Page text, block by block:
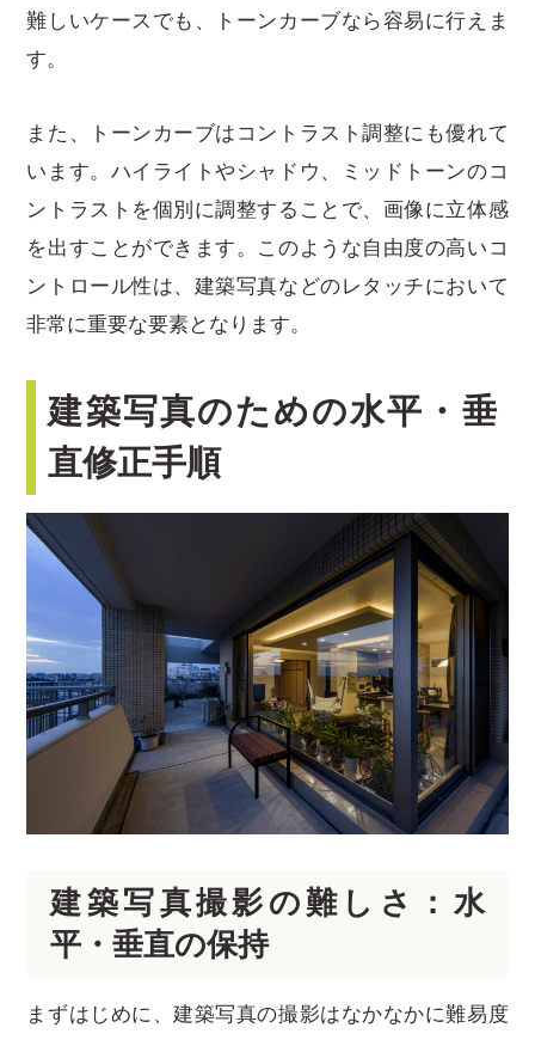
難しいケースでも、トーンカーブなら容易に行えま
す。
また、トーンカーブはコントラスト調整にも優れて
います。ハイライトやシャドウ、ミッドトーンのコ
ントラストを個別に調整することで、画像に立体感
を出すことができます。このような自由度の高いコ
ントロール性は、建築写真などのレタッチにおいて
非常に重要な要素となります。
建築写真のための水平・垂
直修正手順
建築写真撮影の難しさ：水
平・垂直の保持
まずはじめに、建築写真の撮影はなかなかに難易度